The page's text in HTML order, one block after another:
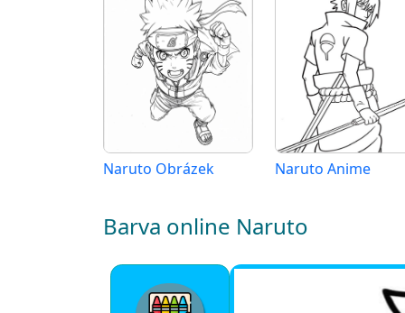
Naruto Obrázek Naruto Anime
Barva online Naruto